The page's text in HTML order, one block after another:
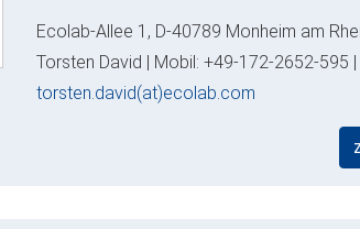
Ecolab-Allee 1, D-40789 Monheim am
Torsten David | Mobil: +49-172-2652-595 |
torsten.david(at)ecolab.com